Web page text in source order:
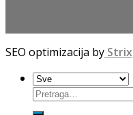
SEO optimizacija by Strix